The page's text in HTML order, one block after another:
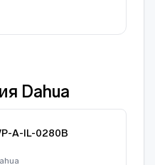
Dahua
A-IL-0280B